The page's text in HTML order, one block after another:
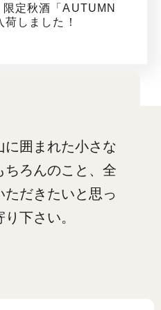
限定秋酒「AUTUMN
しました！
に囲まれた小さな
ろんのこと、全
だきたいと思っ
下さい。